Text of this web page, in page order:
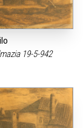
19-5-942